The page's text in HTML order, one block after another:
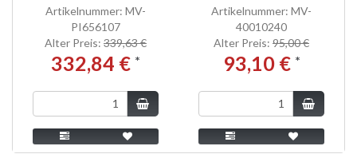
Artikelnummer: MV-
PI656107
Alter Preis: 339,63 €
332,84 € *
Artikelnummer: MV-
40010240
Alter Preis: 95,00 €
93,10 € *